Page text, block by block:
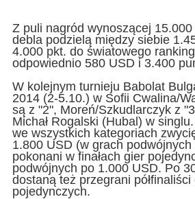
Z puli nagród wynoszącej
debla podzielą między siebie
4.000 pkt. do światowego
odpowiednio 580 USD i 3.400
W kolejnym turnieju Babolat
2014 (2-5.10.) w Sofii Cwalina/
są z "2", Moreń/Szkudlarczyk z
Michał Rogalski (Hubal) w
we wszystkich kategoriach
1.800 USD (w grach podwójnych
pokonani w finałach gier
podwójnych po 1.000 USD. Po
dostaną też przegrani półfinaliści
pojedynczych.